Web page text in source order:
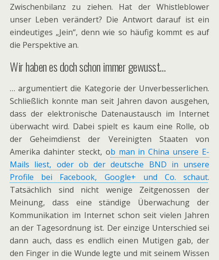
Zwischenbilanz zu ziehen. Hat der Whistleblower
unser Leben verändert? Die Antwort darauf ist ein
eindeutiges „Jein“, denn wie so häufig kommt es auf
die Perspektive an.
Wir haben es doch schon immer gewusst…
… argumentiert die Kategorie der Unverbesserlichen.
Schließlich konnte man seit Jahren davon ausgehen,
dass der elektronische Datenaustausch im Internet
überwacht wird. Dabei spielt es kaum eine Rolle, ob
der Geheimdienst der Vereinigten Staaten von
Amerika dahinter steckt, ob man in China unsere E-
Mails liest, oder ob der deutsche BND in unsere
Profile bei Facebook, Google+ und Co. schaut.
Tatsächlich sind nicht wenige Zeitgenossen der
Meinung, dass eine ständige Überwachung der
Kommunikation im Internet schon seit vielen Jahren
an der Tagesordnung ist. Der einzige Unterschied sei
dann auch, dass es endlich einen Mutigen gab, der
den Finger in die Wunde legte und mit seinem Wissen